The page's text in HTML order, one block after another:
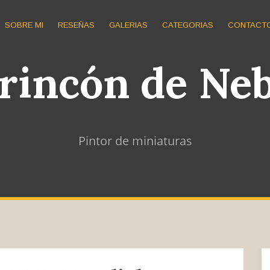
SOBRE MI RESEÑAS GALERIAS CATEGORIAS
de
Pintor de miniaturas